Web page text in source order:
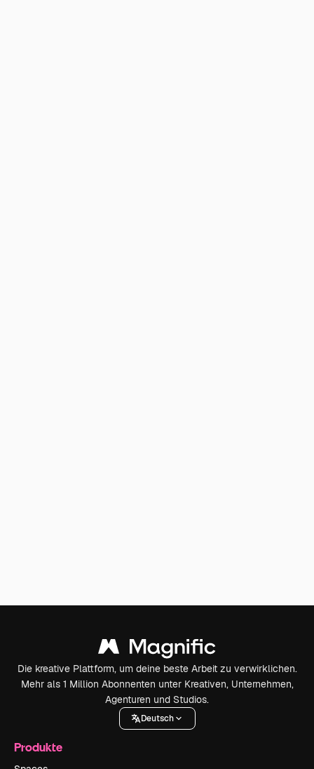
Die kreative Plattform, um deine beste Arbeit zu verwirklichen.
Mehr als 1 Million Abonnenten unter Kreativen, Unternehmen,
Agenturen und Studios.
Deutsch
Produkte